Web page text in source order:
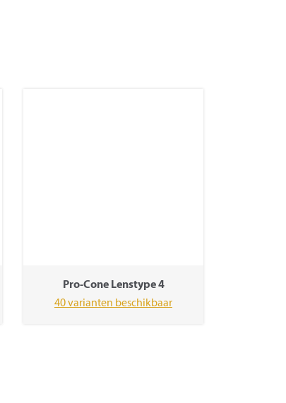
Pro-Cone Lenstype 4
40 varianten beschikbaar